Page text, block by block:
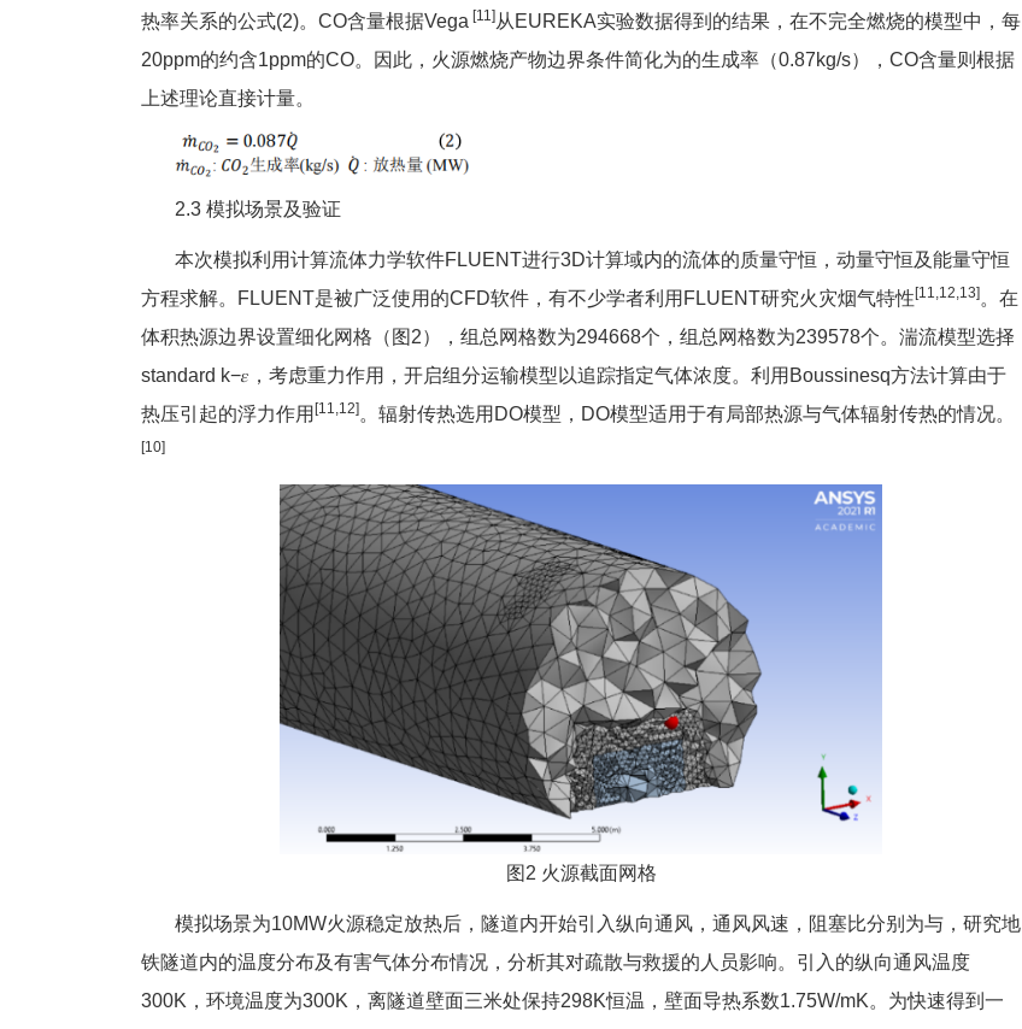
热率关系的公式(2)。CO含量根据Vega [11] 从EUREKA实验数据得到的结果，在不完全燃烧的模型中，每
20ppm的约含1ppm的CO。因此，火源燃烧产物边界条件简化为的生成率（0.87kg/s），CO含量则根据
上述理论直接计量。
2.3 模拟场景及验证
本次模拟利用计算流体力学软件FLUENT进行3D计算域内的流体的质量守恒，动量守恒及能量守恒
方程求解。FLUENT是被广泛使用的CFD软件，有不少学者利用FLUENT研究火灾烟气特性 [11,12,13] 。在
体积热源边界设置细化网格（图2），组总网格数为294668个，组总网格数为239578个。湍流模型选择
standard k−𝜀，考虑重力作用，开启组分运输模型以追踪指定气体浓度。利用Boussinesq方法计算由于
热压引起的浮力作用 [11,12] 。辐射传热选用DO模型，DO模型适用于有局部热源与气体辐射传热的情况。
[10]
图2 火源截面网格
模拟场景为10MW火源稳定放热后，隧道内开始引入纵向通风，通风风速，阻塞比分别为与，研究地
铁隧道内的温度分布及有害气体分布情况，分析其对疏散与救援的人员影响。引入的纵向通风温度
300K，环境温度为300K，离隧道壁面三米处保持298K恒温，壁面导热系数1.75W/mK。为快速得到一